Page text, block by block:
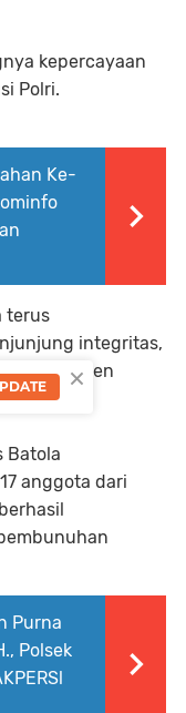
kepercayaan
Polri.
Ke-
terus
integritas,
elemen
Batola
anggota dari
Purna
Polsek
×